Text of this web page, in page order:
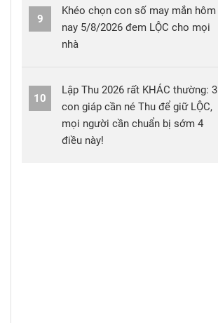
9
Khéo chọn con số may mắn hôm
nay 5/8/2026 đem LỘC cho mọi
nhà
10
Lập Thu 2026 rất KHÁC thường: 3
con giáp cần né Thu để giữ LỘC,
mọi người cần chuẩn bị sớm 4
điều này!